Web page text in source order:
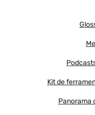
Kit de
Panorama